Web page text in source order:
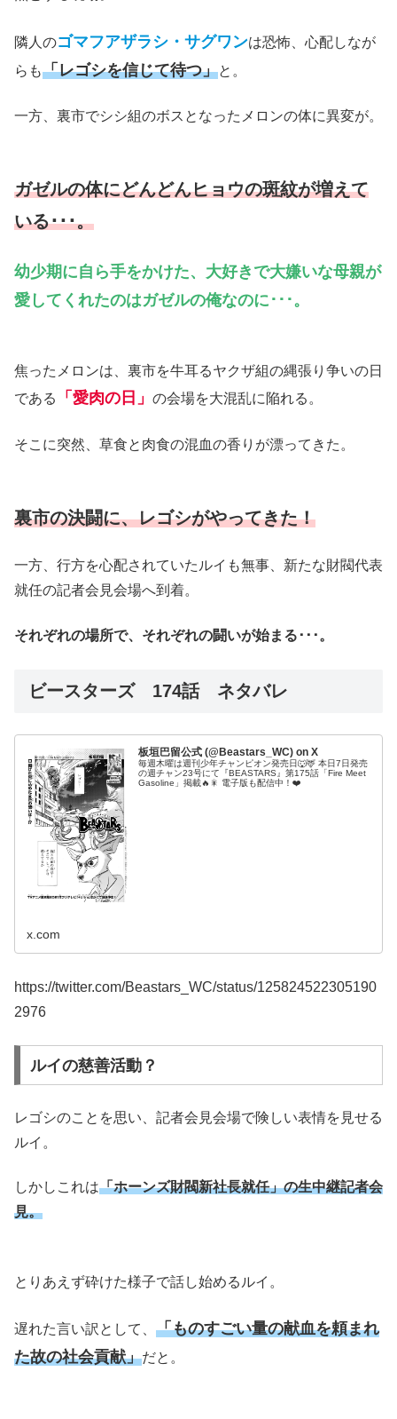
隣人のゴマフアザラシ・サグワンは恐怖、心配しなが
らも「レゴシを信じて待つ」と。
一方、裏市でシシ組のボスとなったメロンの体に異変が。
ガゼルの体にどんどんヒョウの斑紋が増えて
いる･･･。
幼少期に自ら手をかけた、大好きで大嫌いな母親が
愛してくれたのはガゼルの俺なのに･･･。
焦ったメロンは、裏市を牛耳るヤクザ組の縄張り争いの日
である
「愛肉の日」 の会場を大混乱に陥れる。
そこに突然、草食と肉食の混血の香りが漂ってきた。
裏市の決闘に、レゴシがやってきた！
一方、行方を心配されていたルイも無事、新たな財閥代表
就任の記者会見会場へ到着。
それぞれの場所で、それぞれの闘いが始まる･･･。
ビースターズ 174話 ネタバレ
板垣巴留公式 (@Beastars_WC) on X
毎週木曜は週刊少年チャンピオン発売日🐺🦌 本日7日発売
の週チャン23号にて『BEASTARS』第175話「Fire Meet
Gasoline」掲載🔥🎇 電子版も配信中！❤️
x.com
https://twitter.com/Beastars_WC/status/125824522305190
2976
ルイの慈善活動？
レゴシのことを思い、記者会見会場で険しい表情を見せる
ルイ。
しかしこれは「ホーンズ財閥新社長就任」の生中継記者会
見。
とりあえず砕けた様子で話し始めるルイ。
遅れた言い訳として、 「ものすごい量の献血を頼まれ
た故の社会貢献」だと。